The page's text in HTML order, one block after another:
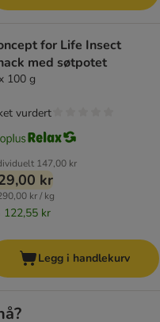
for Life Insect
med søtpotet
100 g
147,00 kr
kr
kr / kg
122,55 kr
vurdert
Legg i handlekurv